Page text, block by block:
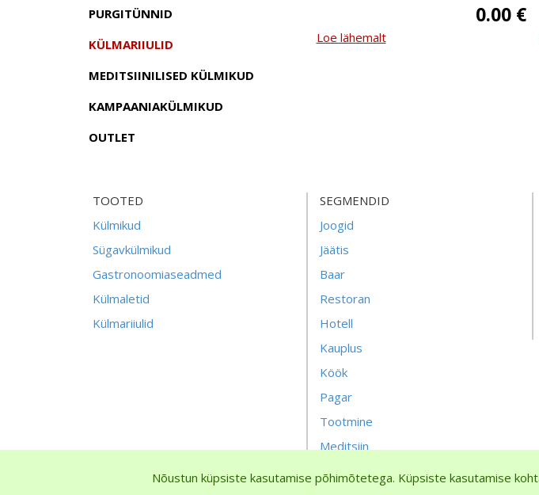
PURGITÜNNID
KÜLMARIIULID
MEDITSIINILISED KÜLMIKUD
KAMPAANIAKÜLMIKUD
OUTLET
0.00 €
Loe lähemalt
TOOTED
Külmikud
Sügavkülmikud
Gastronoomiaseadmed
Külmaletid
Külmariiulid
SEGMENDID
Joogid
Jäätis
Baar
Restoran
Hotell
Kauplus
Köök
Pagar
Tootmine
Meditsiin
Nõustun küpsiste kasutamise põhimõtetega. Küpsiste kasutamise